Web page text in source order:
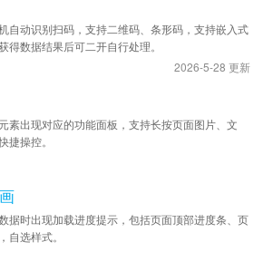
自动识别扫码，支持二维码、条形码，支持嵌入式
得数据结果后可二开自行处理。
2026-5-28 更新
素出现对应的功能面板，支持长按页面图片、文
捷操控。
据时出现加载进度提示，包括页面顶部进度条、页
自选样式。